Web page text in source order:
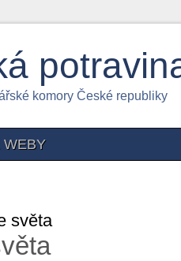
komory České republiky
WEBY
světa